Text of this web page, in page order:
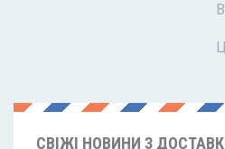
СВІЖІ НОВИНИ З